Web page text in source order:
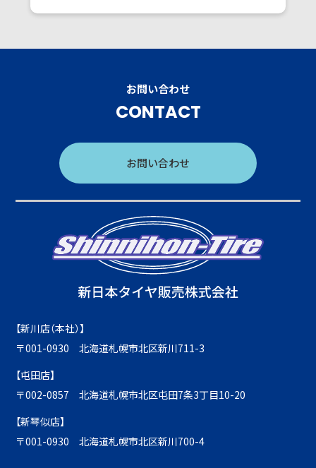
お問い合わせ
CONTACT
お問い合わせ
【新川店（本社）】
〒001-0930 北海道札幌市北区新川711-3
【屯田店】
〒002-0857 北海道札幌市北区屯田7条3丁目10-20
【新琴似店】
〒001-0930 北海道札幌市北区新川700-4